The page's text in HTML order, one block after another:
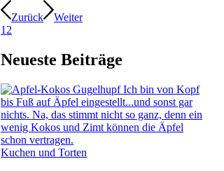
Zurück
Weiter
1 2
Neueste Beiträge
Kuchen und Torten